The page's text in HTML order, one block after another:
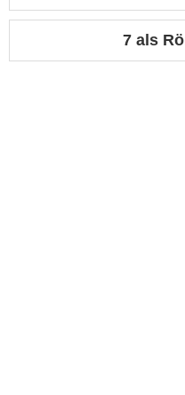
7 als